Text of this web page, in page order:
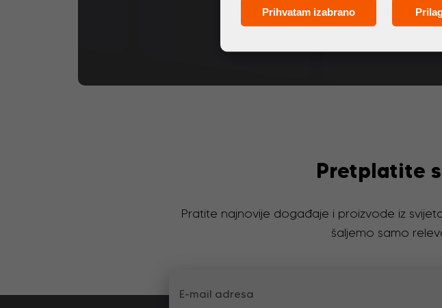
Pretplatite
Pratite najnovije događaje i proizvode iz
šaljemo samo
Prihvatam izabrano